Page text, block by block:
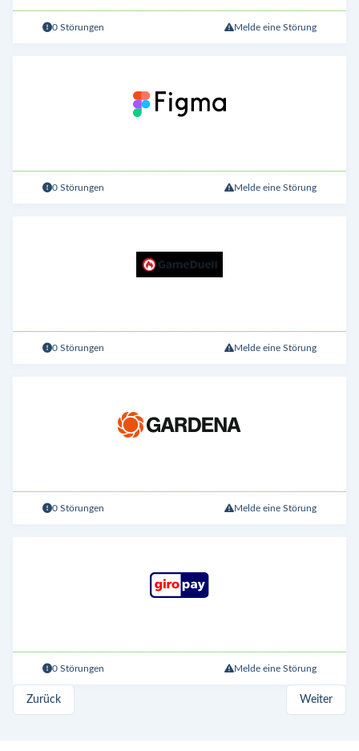
0 Störungen Melde eine Störung
0 Störungen Melde eine Störung
0 Störungen Melde eine Störung
0 Störungen Melde eine Störung
0 Störungen Melde eine Störung
Zurück Weiter